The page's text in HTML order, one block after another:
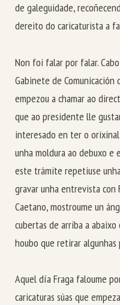
de galeguidade,
dereito do caricaturista a
Non foi falar por falar.
Gabinete de Comunicación
empezou a chamar ao
que ao presidente lle
interesado en ter o
unha moldura ao debuxo e
este trámite repetiuse
gravar unha entrevista con
Caetano, mostroume un
cubertas de arriba a abaixo
houbo que retirar
Aquel día Fraga faloume
caricaturas súas que